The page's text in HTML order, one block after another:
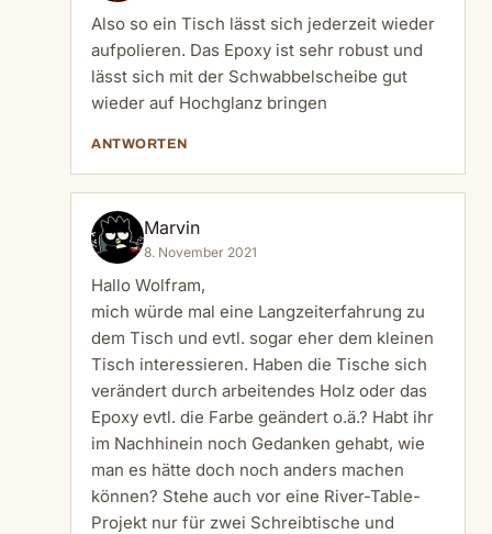
Also so ein Tisch lässt sich jederzeit wieder
aufpolieren. Das Epoxy ist sehr robust und
lässt sich mit der Schwabbelscheibe gut
wieder auf Hochglanz bringen ‍
ANTWORTEN
Marvin
8. November 2021
Hallo Wolfram,
mich würde mal eine Langzeiterfahrung zu
dem Tisch und evtl. sogar eher dem kleinen
Tisch interessieren. Haben die Tische sich
verändert durch arbeitendes Holz oder das
Epoxy evtl. die Farbe geändert o.ä.? Habt ihr
im Nachhinein noch Gedanken gehabt, wie
man es hätte doch noch anders machen
können? Stehe auch vor eine River-Table-
Projekt nur für zwei Schreibtische und